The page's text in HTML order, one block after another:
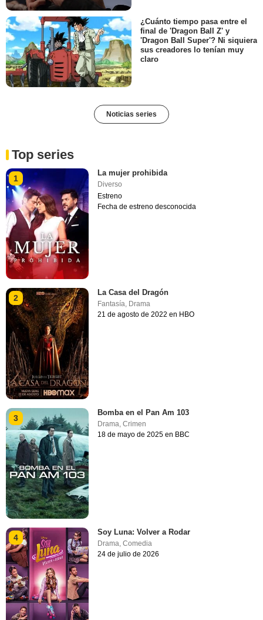
¿Cuánto tiempo pasa entre el
final de 'Dragon Ball Z' y
'Dragon Ball Super'? Ni siquiera
sus creadores lo tenían muy
claro
Noticias series
Top series
1
La mujer prohibida
Diverso
Estreno
Fecha de estreno desconocida
2
La Casa del Dragón
Fantasía, Drama
21 de agosto de 2022 en HBO
3
Bomba en el Pan Am 103
Drama ,Crimen
18 de mayo de 2025 en BBC
4
Soy Luna: Volver a Rodar
Drama,Comedia
24 de julio de 2026